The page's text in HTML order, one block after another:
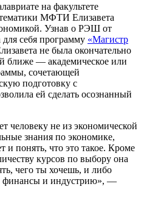
на факультете
МФТИ Елизавета
Узнав о РЭШ от
себя программу «Магистр
не была окончательно
ближе — академическое или
сочетающей
подготовку с
ей сделать осознанный
человеку не из экономической
знания по экономике,
и понять, что это такое. Кроме
курсов по выбору она
чего ты хочешь, и либо
финансы и индустрию», —